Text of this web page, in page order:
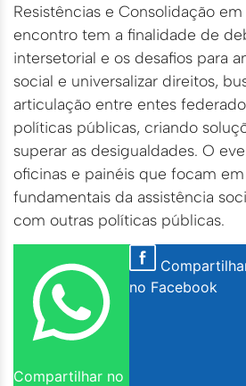
Resistências e Consolidação em
encontro tem a finalidade de
intersetorial e os desafios para
social e universalizar direitos,
articulação entre entes
políticas públicas, criando
superar as desigualdades. O
oficinas e painéis que focam
fundamentais da assistência
com outras políticas públicas.
Compartilhar no
no Facebook